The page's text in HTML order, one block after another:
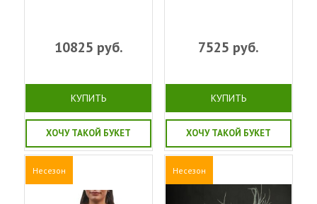
10825 руб.
КУПИТЬ
ХОЧУ ТАКОЙ БУКЕТ
7525 руб.
КУПИТЬ
ХОЧУ ТАКОЙ БУКЕТ
Несезон Несезон